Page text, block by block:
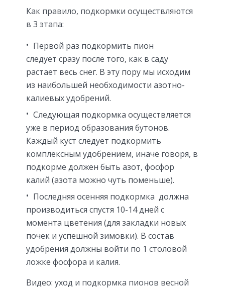
Как правило, подкормки осуществляются
в 3 этапа:
Первой раз подкормить пион
следует сразу после того, как в саду
растает весь снег. В эту пору мы исходим
из наибольшей необходимости азотно-
калиевых удобрений.
Следующая подкормка осуществляется
уже в период образования бутонов.
Каждый куст следует подкормить
комплексным удобрением, иначе говоря, в
подкорме должен быть азот, фосфор
калий (азота можно чуть поменьше).
Последняя осенняя подкормка должна
производиться спустя 10-14 дней с
момента цветения (для закладки новых
почек и успешной зимовки). В состав
удобрения должны войти по 1 столовой
ложке фосфора и калия.
Видео: уход и подкормка пионов весной